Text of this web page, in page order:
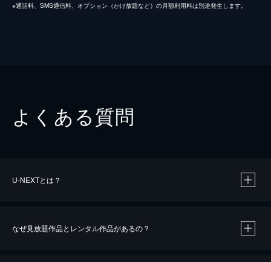
※通話料、SMS通信料、オプション（かけ放題など）の月額利用料は別途発生します。
よくある質問
U-NEXTとは？
なぜ見放題作品とレンタル作品があるの？